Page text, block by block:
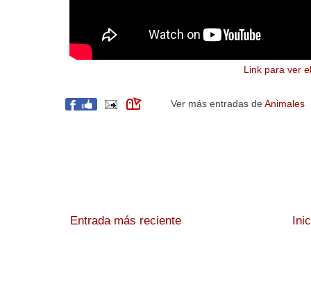
Link para ver
Ver más entradas de Animales
Entrada más reciente